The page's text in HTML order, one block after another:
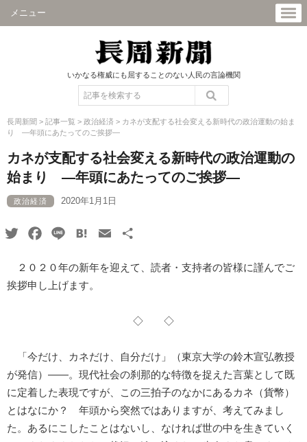
メニュー
いかなる権威にも屈することのない人民の言論機関
長周新聞 > 記事一覧 > 政治経済 > カネが支配する社会変える新時代の政治運動の始ま
り ―年頭にあたってのご挨拶―
カネが支配する社会変える新時代の政治運動の
始まり ―年頭にあたってのご挨拶―
政治経済 2020年1月1日
TwitterFacebook
Line HatenaEmail
２０２０年の新年を迎えて、読者・支持者の皆様に謹んでご
挨拶申し上げます。
◇ ◇
「今だけ、カネだけ、自分だけ」（東京大学の鈴木宣弘教授
が発信）――。現代社会の刹那的な特徴を捉えた言葉として既
に定着した表現ですが、この三拍子のなかにあるカネ（貨幣）
とはなにか？ 年頭から突然ではありますが、考えてみまし
た。あるにこしたことはないし、なければ世の中を生きていく